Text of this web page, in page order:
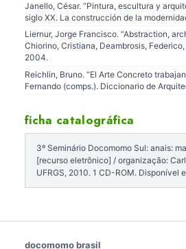
Janello, César. “Pintura, escultura y
siglo XX. La construcción de la
Liernur, Jorge Francisco. “Abstraction,
Chiorino, Cristiana, Deambrosis,
2004.
Reichlin, Bruno. “El Arte Concreto
Fernando (comps.). Diccionario de
ficha catalográfica
3º Seminário Docomomo Sul: anais:
[recurso eletrônico] / organização:
UFRGS, 2010. 1 CD-ROM.
docomomo brasil